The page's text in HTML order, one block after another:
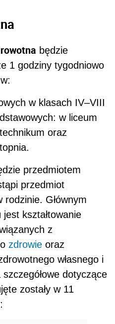
będzie
1 godziny tygodniowo
w:
w klasach IV–VIII
w liceum
oraz
przedmiotem
przedmiot
Głównym
kształtowanie
z
zdrowie oraz
własnego i
dotyczące
zostały w 11